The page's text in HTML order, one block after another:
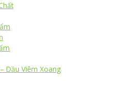
Dầu Viêm Xoang